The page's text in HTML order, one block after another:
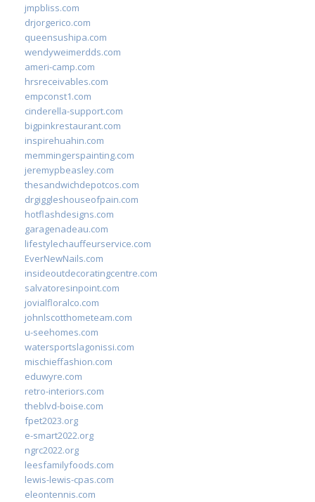
jmpbliss.com
drjorgerico.com
queensushipa.com
wendyweimerdds.com
ameri-camp.com
hrsreceivables.com
empconst1.com
cinderella-support.com
bigpinkrestaurant.com
inspirehuahin.com
memmingerspainting.com
jeremypbeasley.com
thesandwichdepotcos.com
drgiggleshouseofpain.com
hotflashdesigns.com
garagenadeau.com
lifestylechauffeurservice.com
EverNewNails.com
insideoutdecoratingcentre.com
salvatoresinpoint.com
jovialfloralco.com
johnlscotthometeam.com
u-seehomes.com
watersportslagonissi.com
mischieffashion.com
eduwyre.com
retro-interiors.com
theblvd-boise.com
fpet2023.org
e-smart2022.org
ngrc2022.org
leesfamilyfoods.com
lewis-lewis-cpas.com
eleontennis.com